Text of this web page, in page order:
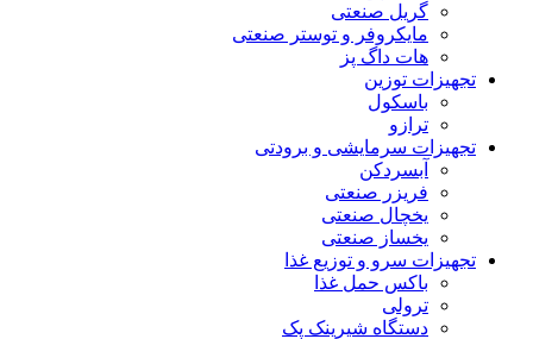
گریل صنعتی
مایکروفر و توستر صنعتی
هات داگ پز
تجهیزات توزین
باسکول
ترازو
تجهیزات سرمایشی و برودتی
آبسردکن
فریزر صنعتی
یخچال صنعتی
یخساز صنعتی
تجهیزات سرو و توزیع غذا
باکس حمل غذا
ترولی
دستگاه شیرینک پک